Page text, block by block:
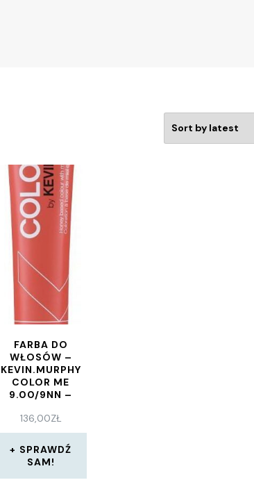
FARBA DO
WŁOSÓW –
KEVIN.MURPHY
COLOR ME
9.00/9NN –
BLONDE INTENSE
HONEY
136,00ZŁ
SPRAWDŹ
SAM!